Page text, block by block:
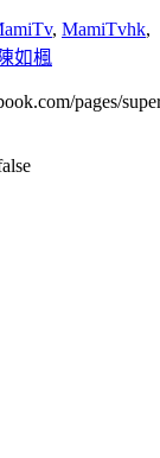
, MamiTvhk,
陳如楓
pages/